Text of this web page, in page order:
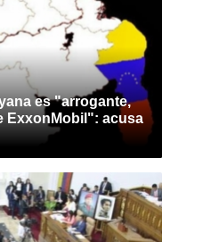
es "arrogante,
ExxonMobil": acusa